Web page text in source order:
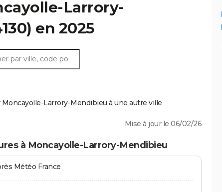
Larrory-
en 2025
Larrory-Mendibieu à une autre ville
Mise à jour le 06/02/26
à Moncayolle-Larrory-Mendibieu
Météo France